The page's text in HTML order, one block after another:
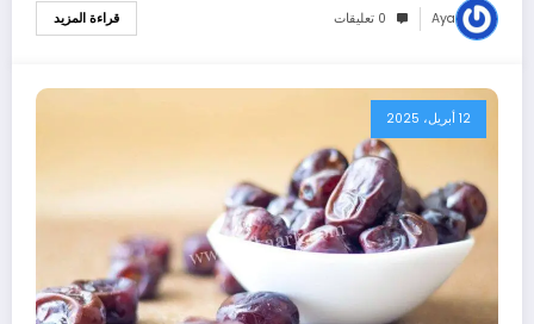
Aya 0 تعليقات قراءة المزيد
12 أبريل، 2025